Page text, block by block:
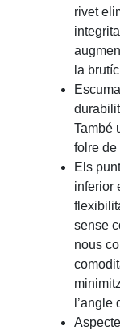
rivet
la
També
folre de
Els
inferior
sense
nous
l’angle